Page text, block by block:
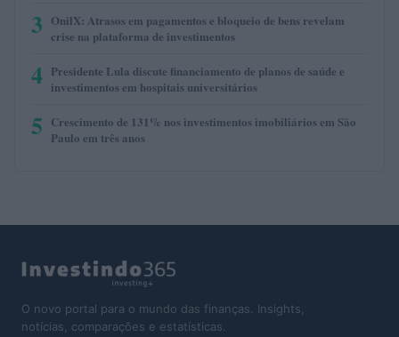
3 OnilX: Atrasos em pagamentos e bloqueio de bens revelam
crise na plataforma de investimentos
4 Presidente Lula discute financiamento de planos de saúde e
investimentos em hospitais universitários
5 Crescimento de 131% nos investimentos imobiliários em São
Paulo em três anos
O novo portal para o mundo das finanças. Insights,
notícias, comparações e estatísticas.